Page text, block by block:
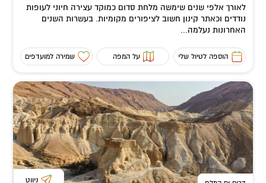
לאורך אלפי שנים שימשה מלחת סדום כמוקד עצירה חיוני לעופות
נודדים וכאתר קינון חשוב לציפורים מקומיות. בעשרות השנים
האחרונות נעלמה...
הוספה לטיול שלי על המפה שמירה למועדפים
ניווט